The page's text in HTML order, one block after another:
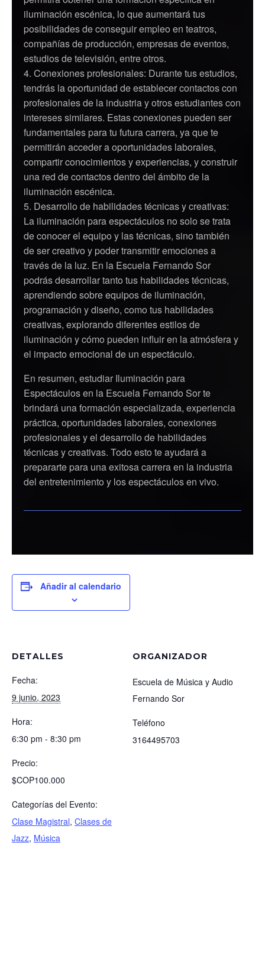
iluminación escénica, lo que aumentará tus
posibilidades de conseguir empleo en teatros,
compañías de producción, empresas de eventos,
estudios de televisión, entre otros.
Conexiones profesionales: Durante tus estudios,
tendrás la oportunidad de establecer contactos con
profesionales de la industria y otros estudiantes con
intereses similares. Estas conexiones pueden ser
fundamentales para tu futura carrera, ya que te
permitirán acceder a oportunidades laborales,
compartir conocimientos y experiencias, y construir
una red de contactos dentro del ámbito de la
iluminación escénica.
Desarrollo de habilidades técnicas y creativas:
La iluminación para espectáculos no solo se trata
de conocer el equipo y las técnicas, sino también
de ser creativo y poder transmitir emociones a
través de la luz. En la Escuela Fernando Sor
podrás desarrollar tanto tus habilidades técnicas,
aprendiendo sobre equipos de iluminación,
programación y diseño, como tus habilidades
creativas, explorando diferentes estilos de
iluminación y cómo pueden influir en la atmósfera y
el impacto emocional de un espectáculo.
En resumen, estudiar Iluminación para
Espectáculos en la Escuela Fernando Sor te
brindará una formación especializada, experiencia
práctica, oportunidades laborales, conexiones
profesionales y el desarrollo de habilidades
técnicas y creativas. Todo esto te ayudará a
prepararte para una exitosa carrera en la industria
del entretenimiento y los espectáculos en vivo.
Añadir al calendario
DETALLES
Fecha:
9 junio, 2023
Hora:
6:30 pm - 8:30 pm
Precio:
$COP100.000
Categorías del Evento:
Clase Magistral, Clases de
Jazz, Música
ORGANIZADOR
Escuela de Música y Audio
Fernando Sor
Teléfono
3164495703